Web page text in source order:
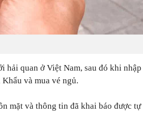
hải quan ở Việt Nam, sau đó khi nhập
và mua vé ngủ.
mặt và thông tin đã khai báo được tự